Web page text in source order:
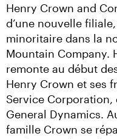
Henry Crown and
d’une nouvelle
minoritaire dans la
Mountain Company.
remonte au début
Henry Crown et ses
Service
General Dynamics.
famille Crown se